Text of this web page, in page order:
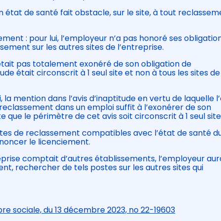
état de santé fait obstacle, sur le site, à tout
: pour lui, l’employeur n’a pas honoré ses
sur les autres sites de l’entreprise.
pas totalement exonéré de son obligation de
était circonscrit à 1 seul site et non à tous les sites de
mention dans l’avis d’inaptitude en vertu de laquelle
dans un emploi suffit à l’exonérer de son
le périmètre de cet avis soit circonscrit à 1 seul
de reclassement compatibles avec l’état de santé
le licenciement.
comptait d’autres établissements, l’employeur
rechercher de tels postes sur les autres sites qui
sociale, du 13 décembre 2023, no 22-19603